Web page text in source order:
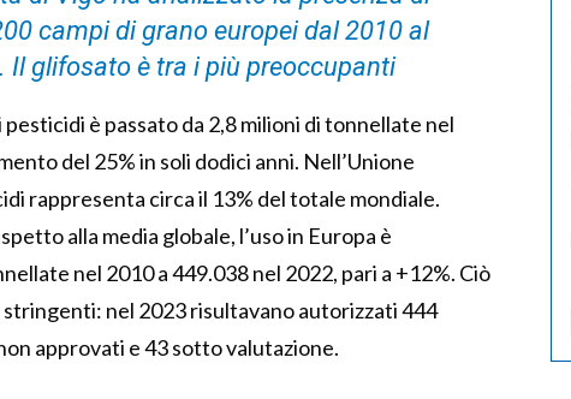
campi di grano europei dal 2010 al
Il glifosato è tra i più preoccupanti
è passato da 2,8 milioni di tonnellate nel
del 25% in soli dodici anni. Nell’Unione
rappresenta circa il 13% del totale mondiale.
alla media globale, l’uso in Europa è
nel 2010 a 449.038 nel 2022, pari a +12%. Ciò
nel 2023 risultavano autorizzati 444
approvati e 43 sotto valutazione.